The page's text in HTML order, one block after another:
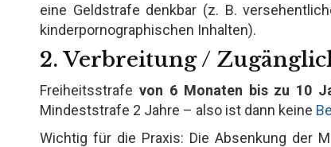
eine Geldstrafe denkbar (z. B.
kinderpornographischen Inhalten).
2. Verbreitung /
Freiheitsstrafe von 6 Monaten bis zu 10
Mindeststrafe 2 Jahre – also ist dann keine
Wichtig für die Praxis: Die Absenkung der